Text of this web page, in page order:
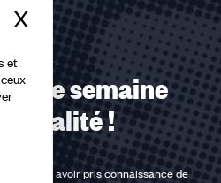
et
X Masquer le
semaine
actualité !
j'affirme avoir pris connaissance de